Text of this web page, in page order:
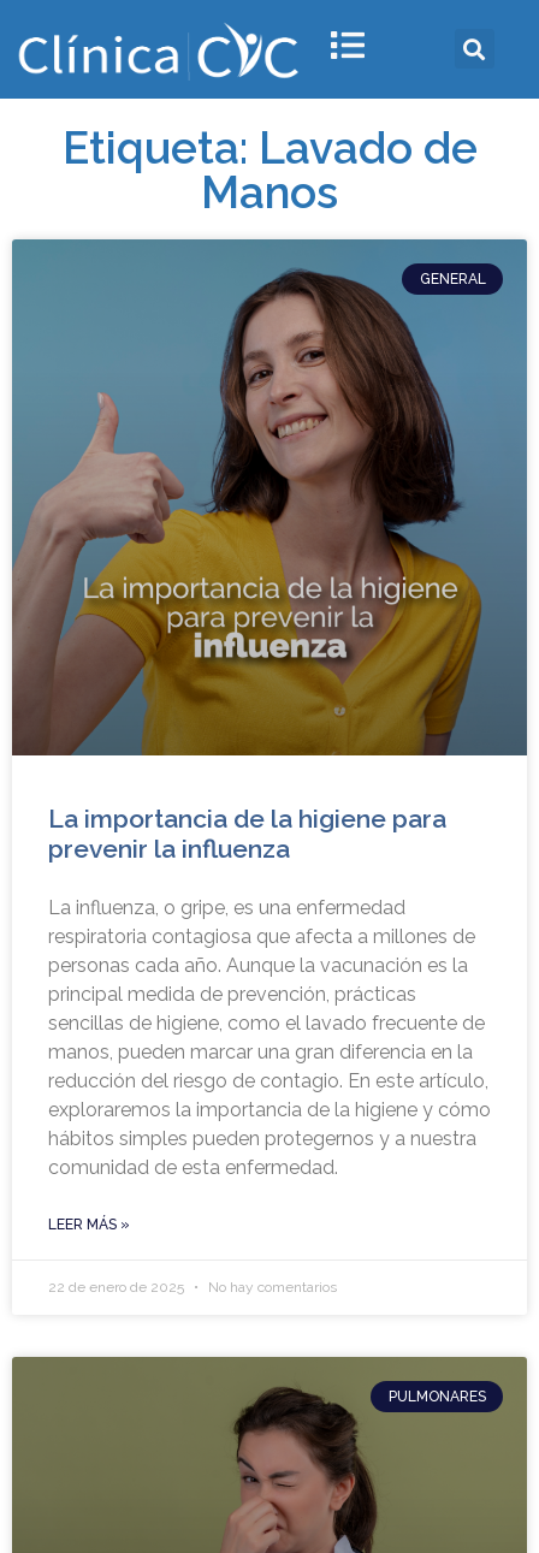
Etiqueta: Lavado de
Manos
GENERAL
La importancia de la higiene para
prevenir la influenza
La influenza, o gripe, es una enfermedad
respiratoria contagiosa que afecta a millones de
personas cada año. Aunque la vacunación es la
principal medida de prevención, prácticas
sencillas de higiene, como el lavado frecuente de
manos, pueden marcar una gran diferencia en la
reducción del riesgo de contagio. En este artículo,
exploraremos la importancia de la higiene y cómo
hábitos simples pueden protegernos y a nuestra
comunidad de esta enfermedad.
LEER MÁS »
22 de enero de 2025 No hay comentarios
PULMONARES